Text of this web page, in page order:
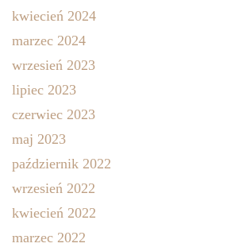
kwiecień 2024
marzec 2024
wrzesień 2023
lipiec 2023
czerwiec 2023
maj 2023
październik 2022
wrzesień 2022
kwiecień 2022
marzec 2022